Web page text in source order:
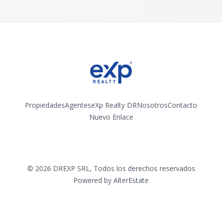
PropiedadesAgenteseXp Realty DRNosotrosContacto
Nuevo Enlace
© 2026 DREXP SRL, Todos los derechos reservados
Powered by AlterEstate